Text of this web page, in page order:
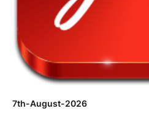
7th-August-2026